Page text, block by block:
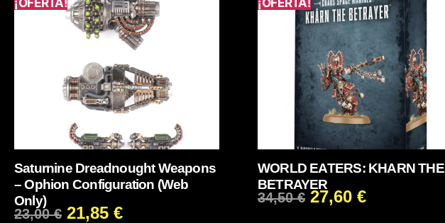
Saturnine Dreadnought Weapons
– Ophion Configuration (Web
Only)
23,00€ 21,85 €
WORLD EATERS: KHARN THE
BETRAYER
34,50€ 27,60 €